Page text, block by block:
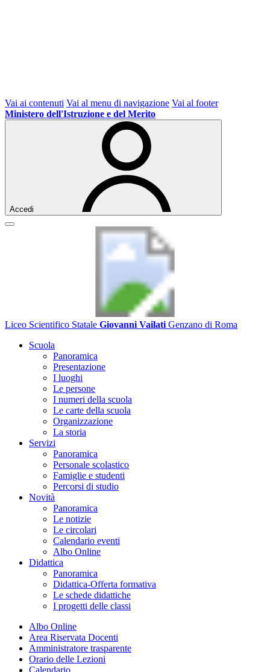
Vai ai contenuti Vai al menu di navigazione Vai al footer
Ministero dell'Istruzione e del Merito
Accedi
Liceo Scientifico Statale Giovanni Vailati Genzano di Roma
Scuola
Panoramica
Presentazione
I luoghi
Le persone
I numeri della scuola
Le carte della scuola
Organizzazione
La storia
Servizi
Panoramica
Personale scolastico
Famiglie e studenti
Percorsi di studio
Novità
Panoramica
Le notizie
Le circolari
Calendario eventi
Albo Online
Didattica
Panoramica
Didattica-Offerta formativa
Le schede didattiche
I progetti delle classi
Albo Online
Area Riservata Docenti
Amministratore trasparente
Orario delle Lezioni
Calendario